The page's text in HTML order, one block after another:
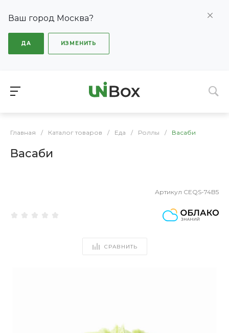
Ваш город Москва?
ДА ИЗМЕНИТЬ
Главная / Каталог товаров / Еда / Роллы / Васаби
Васаби
Артикул CEQS-74B5
СРАВНИТЬ